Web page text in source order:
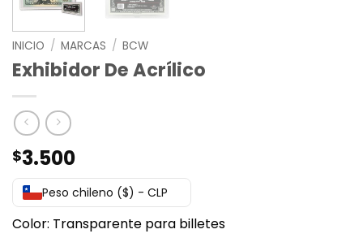
INICIO / MARCAS / BCW
Exhibidor De Acrílico
$3.500
Peso chileno ($) - CLP
Color: Transparente para billetes